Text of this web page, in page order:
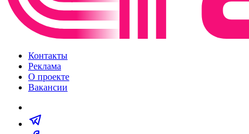
Контакты
Реклама
О проекте
Вакансии